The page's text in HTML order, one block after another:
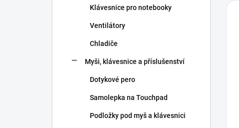
Klávesnice pro notebooky
Ventilátory
Chladiče
Myši, klávesnice a příslušenství
Dotykové pero
Samolepka na Touchpad
Podložky pod myš a klávesnici